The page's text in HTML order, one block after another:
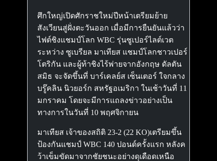
ศึกใหญ่เปิดศักราชใหม่ปีหน้าเตรียมย้าย
สังเวียนสู่ฝั่งตะวันออก เมื่อมีการยืนยันแล้วว่า
ไฟต์ชิงแชมป์โลก WBC รุ่นซูเปอร์ไลต์เวต
ระหว่าง ซูเบรียล มาเทียส แชมป์โลกชาวเปอร์
โตริกัน และผู้ท้าชิงไร้พ่ายจากอังกฤษ ดัลตัน
สมิธ จะจัดขึ้นที่ บาร์เคลย์ส เซ็นเตอร์ ใจกลาง
บรู๊คลิน นิวยอร์ก สหรัฐอเมริกา ในเช้าวันที่ 11
มกราคม โดยจะมีการแถลงข่าวอย่างเป็น
ทางการในวันที่ 10 พฤศจิกายน
มาเทียส เจ้าของสถิติ 23-2 (22 KO)เตรียมขึ้น
ป้องกันแชมป์ WBC 140 ปอนด์ครั้งแรก หลังค
ว้าเข็มขัดมาจากชัยชนะอย่างดุเดือดเหนือ